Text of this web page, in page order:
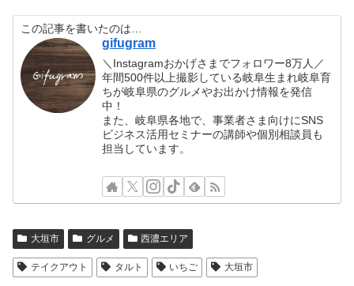
この記事を書いたのは…
gifugram
＼Instagramおかげさまでフォロワー8万人／
年間500件以上撮影している岐阜生まれ岐阜育
ちが岐阜県のグルメやお出かけ情報を発信
中！
また、岐阜県各地で、事業者さま向けにSNS
ビジネス活用セミナーの講師や個別相談員も
担当しています。
大垣市 グルメ 西濃エリア
テイクアウト タルト いちご 大垣市